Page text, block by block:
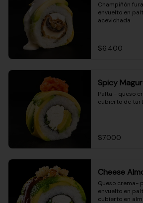
Champiñón
envuelto en
acevichada
$6.400
Spicy
Palta - queso
cubierto de
$7.000
Cheese
Queso crema-
envuelto en
cubierto en